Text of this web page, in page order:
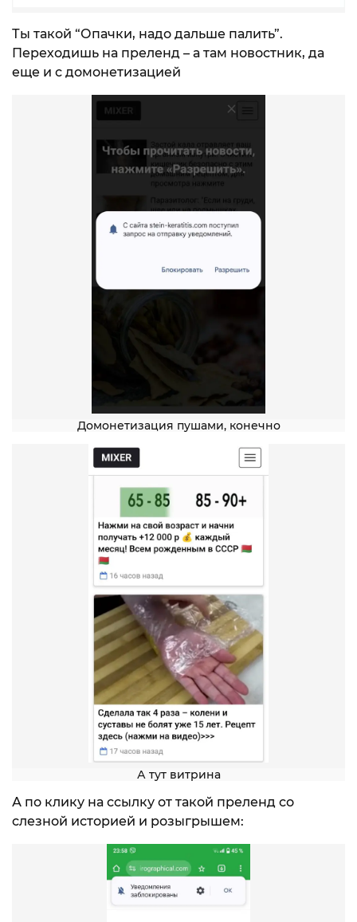
Ты такой “Опачки, надо дальше палить”.
Переходишь на преленд – а там новостник, да
еще и с домонетизацией
Домонетизация пушами, конечно
А тут витрина
А по клику на ссылку от такой преленд со
слезной историей и розыгрышем: